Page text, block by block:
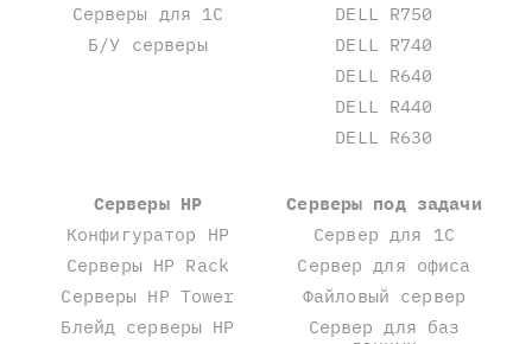
Серверы для 1С
Б/У серверы
DELL R750
DELL R740
DELL R640
DELL R440
DELL R630
Серверы HP
Конфигуратор HP
Серверы HP Rack
Серверы HP Tower
Блейд серверы HP
Серверы под задачи
Сервер для 1С
Сервер для офиса
Файловый сервер
Сервер для баз